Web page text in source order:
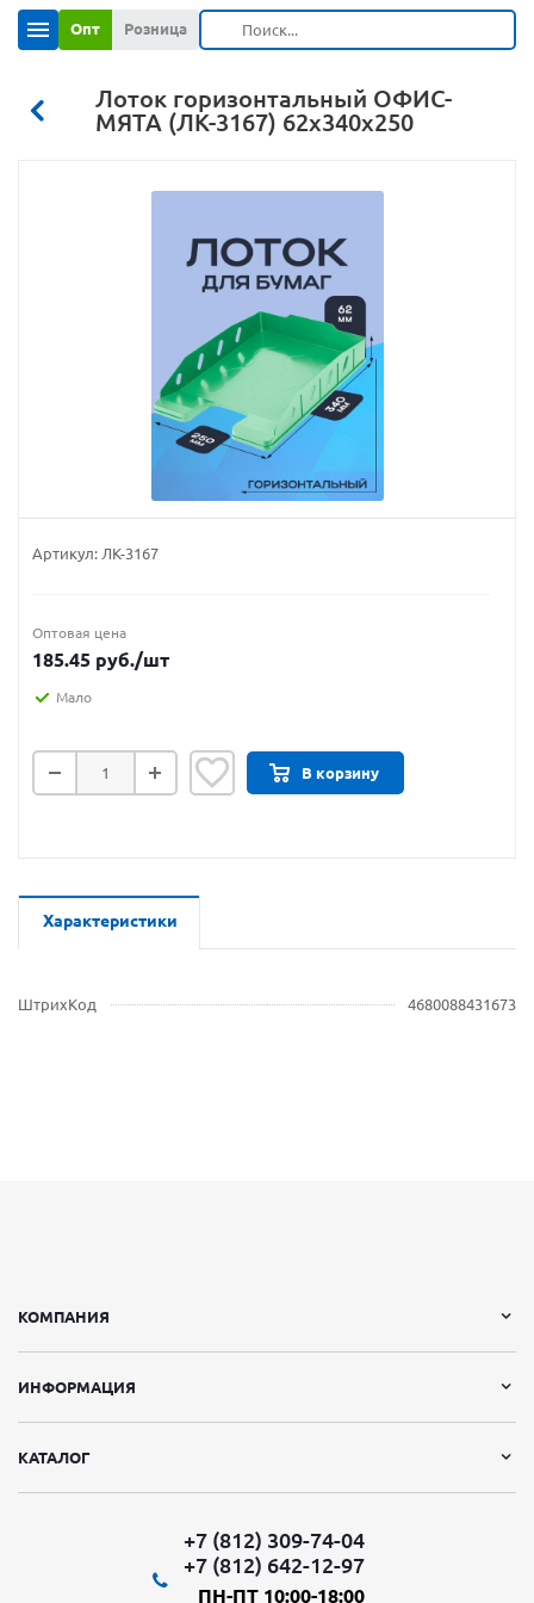
Опт Розница
Лоток горизонтальный ОФИС-
МЯТА (ЛК-3167) 62х340х250
Артикул: ЛК-3167
Оптовая цена
185.45 руб./шт
Мало
В корзину
Характеристики
ШтрихКод 4680088431673
КОМПАНИЯ
ИНФОРМАЦИЯ
КАТАЛОГ
+7 (812) 309-74-04
+7 (812) 642-12-97
ПН-ПТ 10:00-18:00